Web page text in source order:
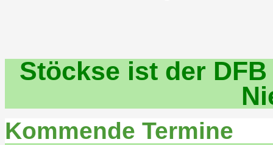
Stöckse ist der
Kommende Termine